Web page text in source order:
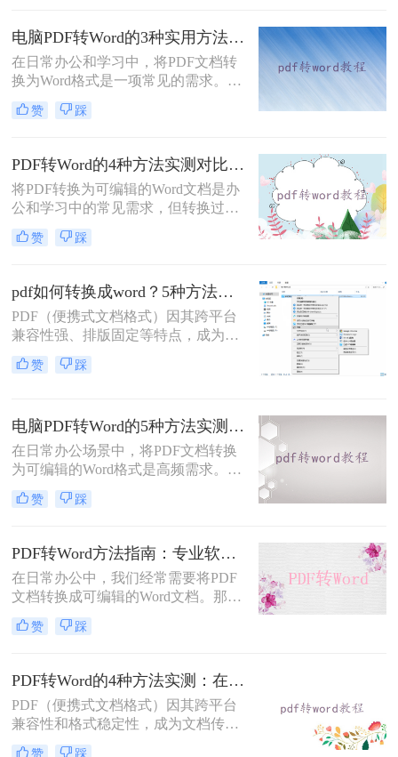
常见且高效的方法，帮助您快速完成
转换。
电脑PDF转Word的3种实用方法对比：转换软件、Word内置功能与在线工具详解！
在日常办公和学习中，将PDF文档转
换为Word格式是一项常见的需求。
Word文档因其易于编辑和修改的特点
而备受青睐。那么电脑上pdf怎么转换
换成Word的实用方法。
赞 踩
PDF转Word的4种方法实测对比：在线工具、Adobe Acrobat、Word内置与OCR识别方案选择！
将PDF转换为可编辑的Word文档是办
公和学习中的常见需求，但转换过程
中常出现格式错乱、图片丢失等问
题。那么pdf文档怎么转换成word格式
助你高效完成转换。
赞 踩
pdf如何转换成word？5种方法从免费到编程实测对比！
PDF（便携式文档格式）因其跨平台
兼容性强、排版固定等特点，成为文
档共享和存档的首选。但若需编辑内
容或调整格式，需将PDF转换为
户高效完成转换。
赞 踩
电脑PDF转Word的5种方法实测指南：从在线工具到OCR识别与命令行自动化！
在日常办公场景中，将PDF文档转换
为可编辑的Word格式是高频需求。那
么电脑pdf怎么转换成word呢？本文综
合2025年最新技术动态，系统解析
赞 踩
PDF转Word方法指南：专业软件、在线工具、Word内置与改后缀名4种方案对比！
在日常办公中，我们经常需要将PDF
文档转换成可编辑的Word文档。那么
如何将pdf转换成word呢？本文将介绍
几种常用的PDF转Word的方法，助您
赞 踩
PDF转Word的4种方法实测：在线工具、Word、Adobe与开源软件对比！！
PDF（便携式文档格式）因其跨平台
兼容性和格式稳定性，成为文档传输
的首选格式。然而，当我们需要编辑
赞 踩